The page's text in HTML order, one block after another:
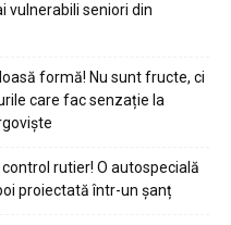
vulnerabili seniori din
formă! Nu sunt fructe, ci
care fac senzație la
rutier! O autospecială
proiectată într-un șanț